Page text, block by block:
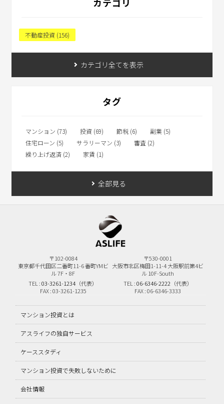
不動産投資 (156)
カテゴリ全てを表示
タグ
マンション (73) 投資 (69) 節税 (6)
副業 (5)
住宅ローン (5)
サラリーマン (3)
審査 (2)
繰り上げ返済 (2)
家賃 (1)
全部見る
〒102-0084
東京都千代田区二番町11-6番町YMビ
ル 7F・8F
TEL :03-3261-1234 （代表）
FAX : 03-3261-1235
〒530-0001
大阪市北区梅田1-11-4大阪駅前第4ビ
ル 10F-South
TEL :06-6346-2222（代表）
FAX : 06-6346-3333
マンション投資とは
アスライフの独自サービス
ケーススタディ
マンション投資で失敗しないために
会社情報